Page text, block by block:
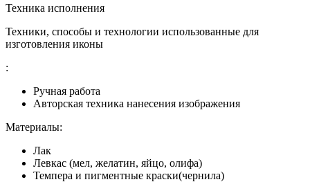
Техника исполнения
Техники, способы и технологии использованные для
изготовления иконы
:
Ручная работа
Авторская техника нанесения изображения
Материалы:
Лак
Левкас (мел, желатин, яйцо, олифа)
Темпера и пигментные краски(чернила)